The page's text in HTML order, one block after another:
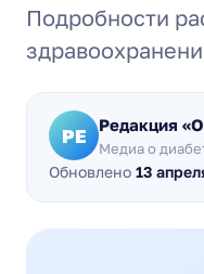
Подробности
РЕ Редакция
Медиа о
Обновлено 13